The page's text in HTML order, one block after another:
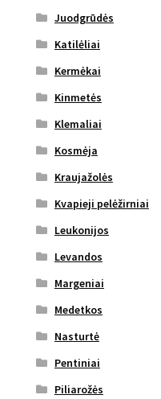
Juodgrūdės
Katilėliai
Kermėkai
Kinmetės
Klemaliai
Kosmėja
Kraujažolės
Kvapieji pelėžirniai
Leukonijos
Levandos
Margeniai
Medetkos
Nasturtė
Pentiniai
Piliarožės